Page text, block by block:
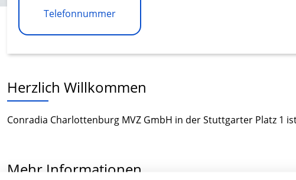
Telefonnummer
Herzlich Willkommen
Conradia Charlottenburg MVZ GmbH in der Stuttgarter Platz 1
Mehr Informationen